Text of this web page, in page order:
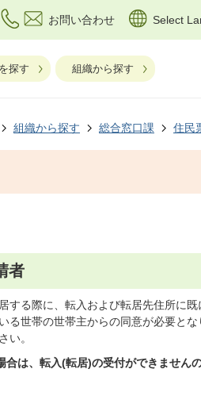
お問い合わせ Select
探す 組織から探す
組織から探す 総合窓口課 住民
者
する際に、転入および転居先住所に
る世帯の世帯主からの同意が必要と
い。
合は、転入(転居)の受付ができません